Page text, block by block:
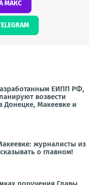
МАКС
ЕИПП РФ,
возвести
Макеевке и
журналисты из
о главном!